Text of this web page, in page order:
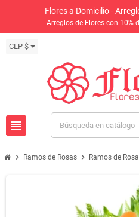
Flores a Domicilio -
Arreglos de Flores con 10%
CLP $
view_headline
chevron_right Ramos de Rosas chevron_right Ramos de